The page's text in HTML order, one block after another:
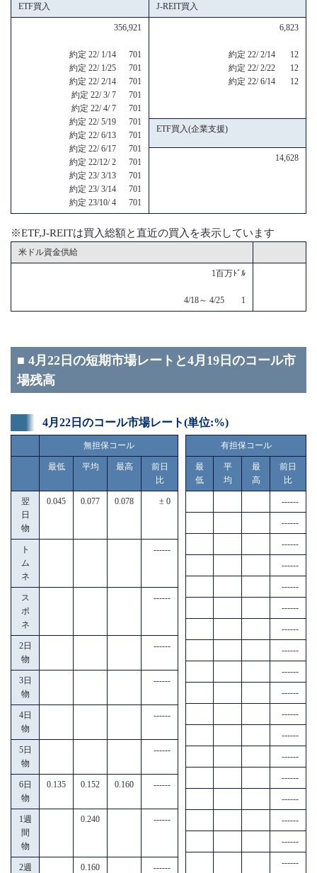
ETF買入 J-REIT買入
356,921
約定 22/ 1/14 701
約定 22/ 1/25 701
約定 22/ 2/14 701
約定 22/ 3/ 7 701
約定 22/ 4/ 7 701
約定 22/ 5/19 701
約定 22/ 6/13 701
約定 22/ 6/17 701
約定 22/12/ 2 701
約定 23/ 3/13 701
約定 23/ 3/14 701
約定 23/10/ 4 701
6,823
約定 22/ 2/14 12
約定 22/ 2/22 12
約定 22/ 6/14 12
ETF買入(企業支援)
14,628
※ETF,J-REITは買入総額と直近の買入を表示しています
米ドル資金供給
1百万ﾄﾞﾙ
4/18～ 4/25 1
■ 4月22日の短期市場レートと4月19日のコール市
場残高
4月22日のコール市場レート(単位:%)
無担保コール
最低 平均 最高
前日
比
翌
日
物
0.045 0.077 0.078 ± 0
ト
ム
ネ
------
ス
ポ
ネ
------
2日
物
------
3日
物
------
4日
物
------
5日
物
------
6日
物
0.135 0.152 0.160 ------
1週
間
物
0.240 ------
2週 0.160 ------
有担保コール
最
低
平
均
最
高
前日
比
------
------
------
------
------
------
------
------
------
------
------
------
------
------
------
------
------
------